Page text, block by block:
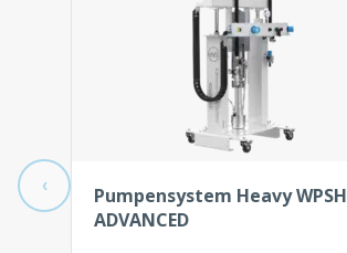
‹
Pumpensystem Heavy WPSH
ADVANCED